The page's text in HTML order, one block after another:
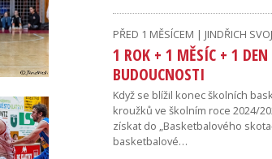
PŘED 1 MĚSÍCEM | JINDŘICH
1 ROK + 1 MĚSÍC + 1
BUDOUCNOSTI
Když se blížil konec školních
kroužků ve školním roce 2024/
získat do „Basketbalového
basketbalové…